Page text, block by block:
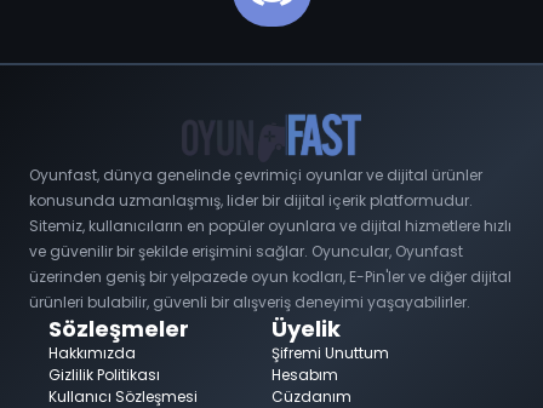
Oyunfast, dünya genelinde çevrimiçi oyunlar ve dijital ürünler
konusunda uzmanlaşmış, lider bir dijital içerik platformudur.
Sitemiz, kullanıcıların en popüler oyunlara ve dijital hizmetlere hızlı
ve güvenilir bir şekilde erişimini sağlar. Oyuncular, Oyunfast
üzerinden geniş bir yelpazede oyun kodları, E-Pin'ler ve diğer dijital
ürünleri bulabilir, güvenli bir alışveriş deneyimi yaşayabilirler.
Sözleşmeler
Hakkımızda
Gizlilik Politikası
Kullanıcı Sözleşmesi
Üyelik
Şifremi Unuttum
Hesabım
Cüzdanım